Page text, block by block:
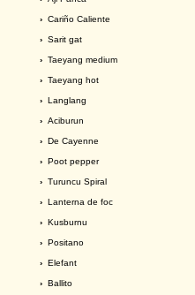
› Cariño Caliente
› Sarit gat
› Taeyang medium
› Taeyang hot
› Langlang
› Aciburun
› De Cayenne
› Poot pepper
› Turuncu Spiral
› Lanterna de foc
› Kusburnu
› Positano
› Elefant
› Ballito